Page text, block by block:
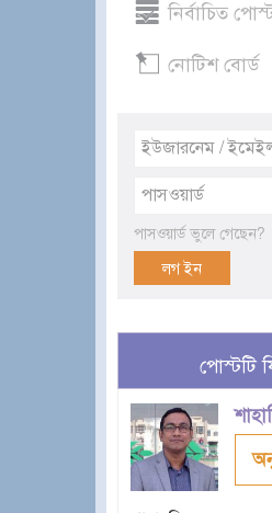
নির্বাচিত
নোটিশ বোর্ড
পাসওয়ার্ড ভুলে গেছেন?
পোস্টটি